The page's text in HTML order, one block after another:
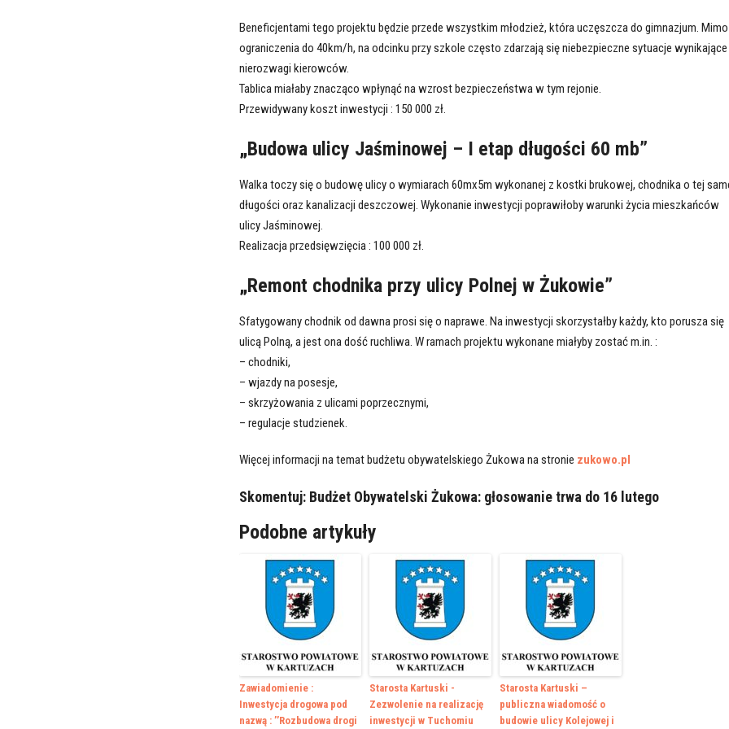
Beneficjentami tego projektu będzie przede wszystkim młodzież, która uczęszcza do gimnazjum. Mimo
ograniczenia do 40km/h, na odcinku przy szkole często zdarzają się niebezpieczne sytuacje
nierozwagi kierowców.
Tablica miałaby znacząco wpłynąć na wzrost bezpieczeństwa w tym rejonie.
Przewidywany koszt inwestycji : 150 000 zł.
„Budowa ulicy Jaśminowej – I etap długości 60 mb”
Walka toczy się o budowę ulicy o wymiarach 60mx5m wykonanej z kostki brukowej, chodnika o tej
długości oraz kanalizacji deszczowej. Wykonanie inwestycji poprawiłoby warunki życia mieszkańców
ulicy Jaśminowej.
Realizacja przedsięwzięcia : 100 000 zł.
„Remont chodnika przy ulicy Polnej w Żukowie”
Sfatygowany chodnik od dawna prosi się o naprawe. Na inwestycji skorzystałby każdy, kto porusza się
ulicą Polną, a jest ona dość ruchliwa. W ramach projektu wykonane miałyby zostać m.in. :
– chodniki,
– wjazdy na posesje,
– skrzyżowania z ulicami poprzecznymi,
– regulacje studzienek.
Więcej informacji na temat budżetu obywatelskiego Żukowa na stronie zukowo.pl
Skomentuj: Budżet Obywatelski Żukowa: głosowanie trwa do 16 lutego
Podobne artykuły
Zawiadomienie :
Inwestycja drogowa pod
nazwą : ’’Rozbudowa drogi
Starosta Kartuski -
Zezwolenie na realizację
inwestycji w Tuchomiu
Starosta Kartuski –
publiczna wiadomość o
budowie ulicy Kolejowej i